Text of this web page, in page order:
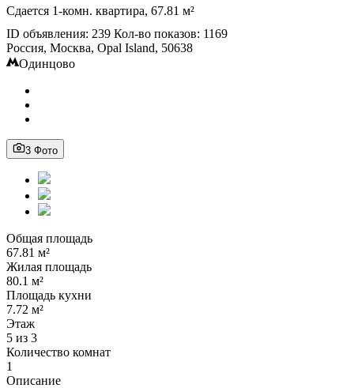
Сдается 1-комн. квартира, 67.81 м²
ID объявления: 239 Кол-во показов: 1169
Россия, Москва, Opal Island, 50638
Одинцово
3 Фото
Общая площадь
67.81 м²
Жилая площадь
80.1 м²
Площадь кухни
7.72 м²
Этаж
5 из 3
Количество комнат
1
Описание